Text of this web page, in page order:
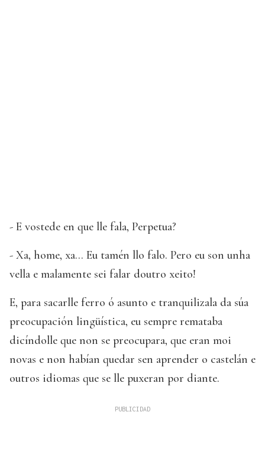
- E vostede en que lle fala, Perpetua?
- Xa, home, xa... Eu tamén llo falo. Pero eu son unha
vella e malamente sei falar doutro xeito!
E, para sacarlle ferro ó asunto e tranquilizala da súa
preocupación lingüística, eu sempre remataba
dicíndolle que non se preocupara, que eran moi
novas e non habían quedar sen aprender o castelán e
outros idiomas que se lle puxeran por diante.